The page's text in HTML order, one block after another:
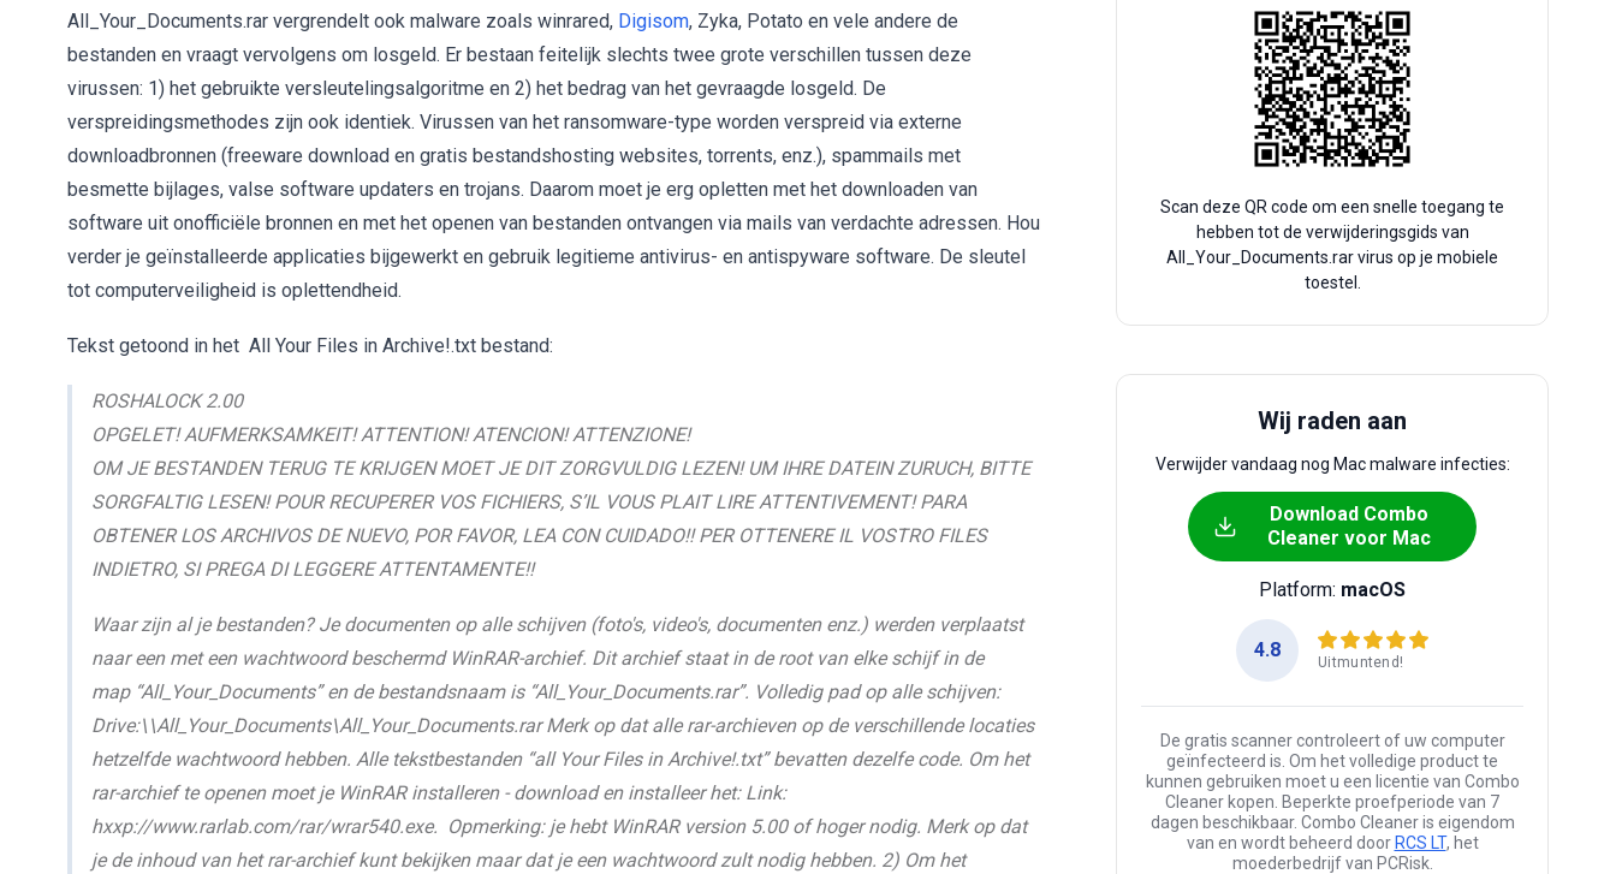
All_Your_Documents.rar vergrendelt ook malware zoals winrared, Digisom, Zyka, Potato en vele andere de
bestanden en vraagt vervolgens om losgeld. Er bestaan feitelijk slechts twee grote verschillen tussen deze
virussen: 1) het gebruikte versleutelingsalgoritme en 2) het bedrag van het gevraagde losgeld. De
verspreidingsmethodes zijn ook identiek. Virussen van het ransomware-type worden verspreid via externe
downloadbronnen (freeware download en gratis bestandshosting websites, torrents, enz.), spammails met
besmette bijlages, valse software updaters en trojans. Daarom moet je erg opletten met het downloaden van
software uit onofficiële bronnen en met het openen van bestanden ontvangen via mails van verdachte adressen. Hou
verder je geïnstalleerde applicaties bijgewerkt en gebruik legitieme antivirus- en antispyware software. De sleutel
tot computerveiligheid is oplettendheid.
Tekst getoond in het All Your Files in Archive!.txt bestand:
ROSHALOCK 2.00
OPGELET! AUFMERKSAMKEIT! ATTENTION! ATENCION! ATTENZIONE!
OM JE BESTANDEN TERUG TE KRIJGEN MOET JE DIT ZORGVULDIG LEZEN! UM IHRE DATEIN ZURUCH, BITTE
SORGFALTIG LESEN! POUR RECUPERER VOS FICHIERS, S’IL VOUS PLAIT LIRE ATTENTIVEMENT! PARA
OBTENER LOS ARCHIVOS DE NUEVO, POR FAVOR, LEA CON CUIDADO!! PER OTTENERE IL VOSTRO FILES
INDIETRO, SI PREGA DI LEGGERE ATTENTAMENTE!!
Waar zijn al je bestanden? Je documenten op alle schijven (foto's, video's, documenten enz.) werden verplaatst
naar een met een wachtwoord beschermd WinRAR-archief. Dit archief staat in de root van elke schijf in de
map “All_Your_Documents” en de bestandsnaam is “All_Your_Documents.rar”. Volledig pad op alle schijven:
Drive:\\All_Your_Documents\All_Your_Documents.rar Merk op dat alle rar-archieven op de verschillende locaties
hetzelfde wachtwoord hebben. Alle tekstbestanden “all Your Files in Archive!.txt” bevatten dezelfe code. Om het
rar-archief te openen moet je WinRAR installeren - download en installeer het: Link:
hxxp://www.rarlab.com/rar/wrar540.exe. Opmerking: je hebt WinRAR version 5.00 of hoger nodig. Merk op dat
je de inhoud van het rar-archief kunt bekijken maar dat je een wachtwoord zult nodig hebben. 2) Om het
Scan deze QR code om een snelle toegang te
hebben tot de verwijderingsgids van
All_Your_Documents.rar virus op je mobiele
toestel.
Wij raden aan
Verwijder vandaag nog Mac malware infecties:
Download Combo
Cleaner voor Mac
Platform: macOS
4.8
Uitmuntend!
De gratis scanner controleert of uw computer
geïnfecteerd is. Om het volledige product te
kunnen gebruiken moet u een licentie van Combo
Cleaner kopen. Beperkte proefperiode van 7
dagen beschikbaar. Combo Cleaner is eigendom
van en wordt beheerd door RCS LT, het
moederbedrijf van PCRisk.